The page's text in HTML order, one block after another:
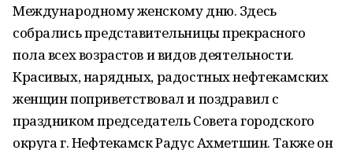
Международному женскому дню. Здесь
собрались представительницы прекрасного
пола всех возрастов и видов деятельности.
Красивых, нарядных, радостных нефтекамских
женщин поприветствовал и поздравил с
праздником председатель Совета городского
округа г. Нефтекамск Радус Ахметшин. Также он